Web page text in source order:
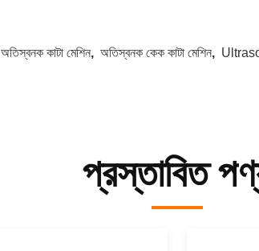
অতিস্বনক কাটা মেশিন, অতিস্বনক কেক কাটা মেশিন,
প্রস্তাবিত